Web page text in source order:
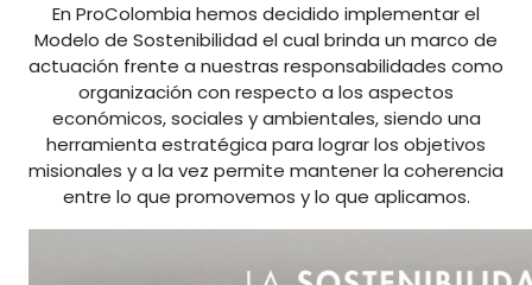
En ProColombia hemos decidido implementar el
Modelo de Sostenibilidad el cual brinda un marco de
actuación frente a nuestras responsabilidades como
organización con respecto a los aspectos
económicos, sociales y ambientales, siendo una
herramienta estratégica para lograr los objetivos
misionales y a la vez permite mantener la coherencia
entre lo que promovemos y lo que aplicamos.